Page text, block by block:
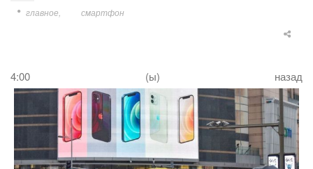
главное
смартфон
4:00 (ы) назад